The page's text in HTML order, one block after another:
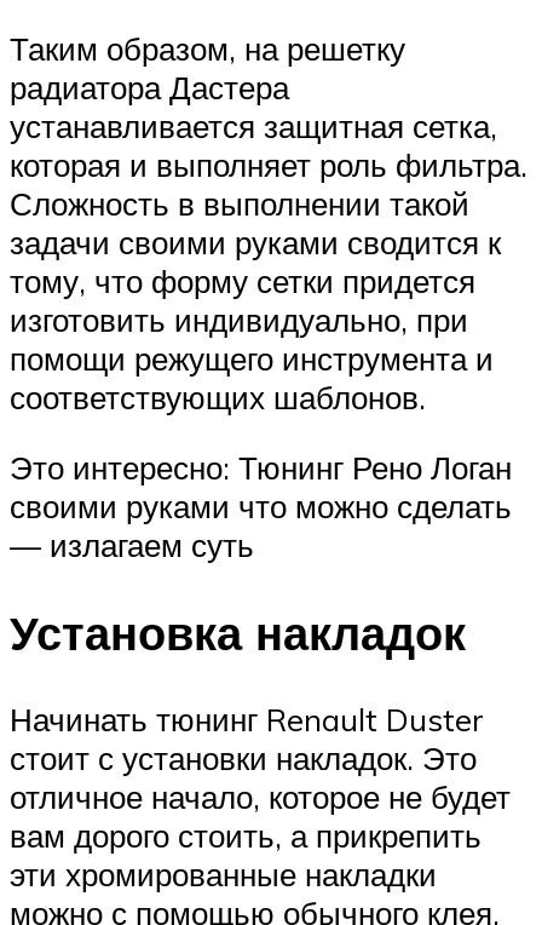
Таким образом, на решетку
радиатора Дастера
устанавливается защитная сетка,
которая и выполняет роль фильтра.
Сложность в выполнении такой
задачи своими руками сводится к
тому, что форму сетки придется
изготовить индивидуально, при
помощи режущего инструмента и
соответствующих шаблонов.
Это интересно: Тюнинг Рено Логан
своими руками что можно сделать
— излагаем суть
Установка накладок
Начинать тюнинг Renault Duster
стоит с установки накладок. Это
отличное начало, которое не будет
вам дорого стоить, а прикрепить
эти хромированные накладки
можно с помощью обычного клея,